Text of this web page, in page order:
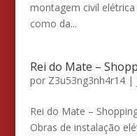
montagem civil
como da...
Rei do Mate –
por Z3u53ng3nh4r14|
Rei do Mate –
Obras de instalação